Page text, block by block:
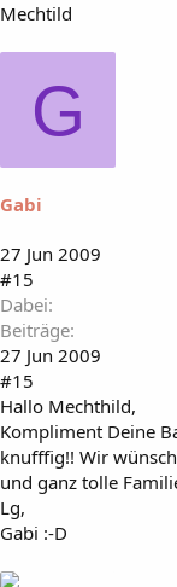
Mechtild
G
Gabi
27 Jun 2009
#15
Dabei
Beiträge
27 Jun 2009
#15
Hallo Mechthild,
Kompliment Deine
knufffig!! Wir
und ganz tolle
Lg,
Gabi :-D